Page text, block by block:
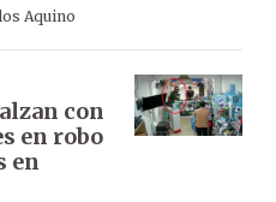
Aquino
con
en robo
en